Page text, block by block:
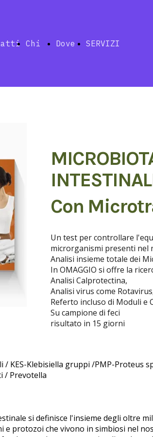
Chi Dove SERVIZI
Centro
Con
Un test per controllare
microrganismi presenti nel
Analisi insieme totale dei
In OMAGGIO si offre la
Analisi Calprotectina,
Analisi virus come
Referto incluso di Moduli
Su campione di feci
risultato in 15 giorni
KES-Klebisiella gruppi /PMP-Proteus
/ Prevotella
si definisce l'insieme degli oltre
protozoi che vivono in simbiosi nel